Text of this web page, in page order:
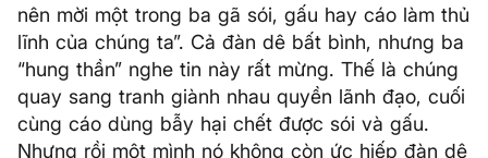
nên mời một trong ba gã sói, gấu hay cáo làm thủ
lĩnh của chúng ta”. Cả đàn dê bất bình, nhưng ba
“hung thần” nghe tin này rất mừng. Thế là chúng
quay sang tranh giành nhau quyền lãnh đạo, cuối
cùng cáo dùng bẫy hại chết được sói và gấu.
Nhưng rồi một mình nó không còn ức hiếp đàn dê